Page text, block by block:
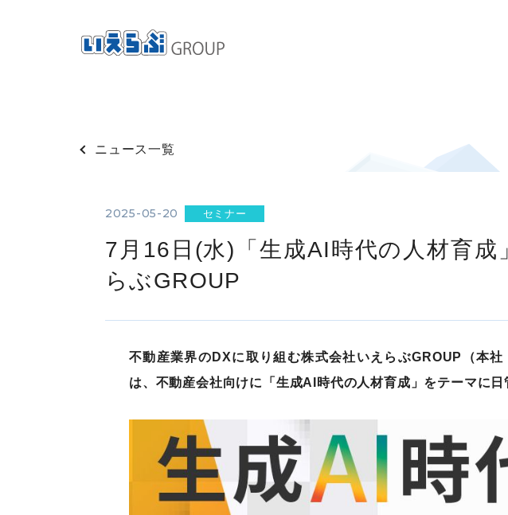
ニュース一覧
2025-05-20 セミナー
7月16日(水)「生成AI時代の人材育成
らぶGROUP
不動産業界のDXに取り組む株式会社いえらぶGROUP（本
は、不動産会社向けに「生成AI時代の人材育成」をテーマに